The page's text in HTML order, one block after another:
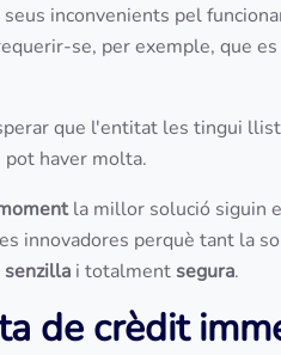
inconvenients pel
se, per exemple, que
que l'entitat les tingui
pot haver molta.
la millor solució siguin
innovadores perquè tant la
senzilla i totalmentsegura.
de crèdit